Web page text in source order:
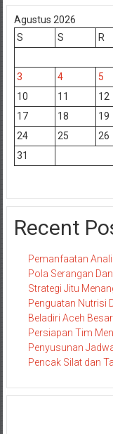
Agustus 2026
S
S R
3
4 5
10
11 12
17
18 19
24
25 26
31
Recent
Pemanfaatan
Pola Serangan
Strategi Jitu
Penguatan Nutrisi
Beladiri Aceh Besar
Persiapan Tim
Penyusunan
Pencak Silat dan